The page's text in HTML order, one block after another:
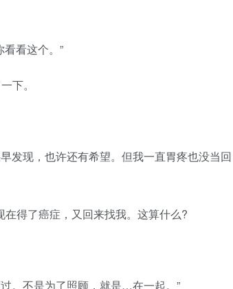
看这个。”
下。
现，也许还有希望。但我一直胃疼也没当回
得了癌症，又回来找我。这算什么?
。不是为了照顾，就是…在一起。”